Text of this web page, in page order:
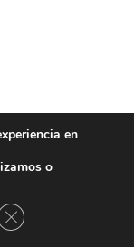
en
o
Cerrar el banner de